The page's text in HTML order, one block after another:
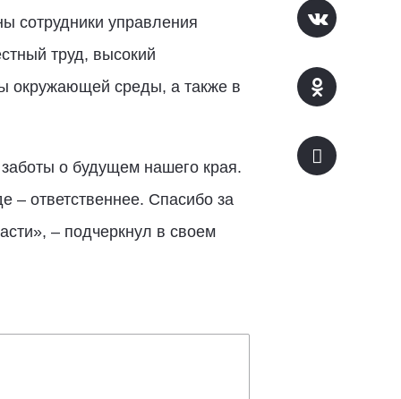
сотрудники управления
труд, высокий
окружающей среды, а также в
о будущем нашего края.
– ответственнее. Спасибо за
– подчеркнул в своем